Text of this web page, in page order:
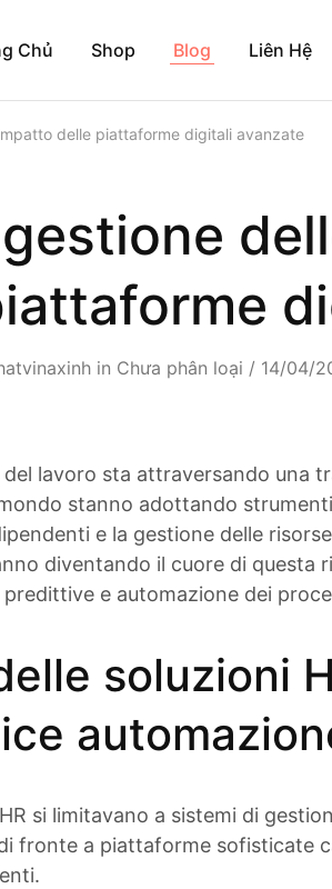
Chủ Shop Blog Liên Hệ
delle piattaforme digitali avanzate
in Chưa phân loại 14/04/
lavoro sta attraversando una
stanno adottando
e la gestione delle
diventando il cuore di questa
e automazione dei
soluzioni
si limitavano a sistemi di
fronte a piattaforme sofisticate